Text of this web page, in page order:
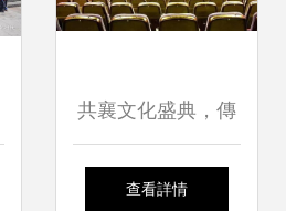
共襄文化盛典，傳
承中華精神——第
查看詳情